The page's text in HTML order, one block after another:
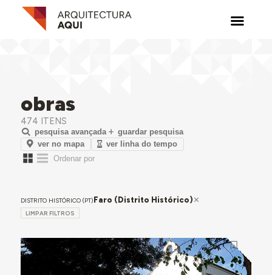
obras
474 ITENS
pesquisa avançada
guardar pesquisa
ver no mapa
ver linha do tempo
DISTRITO HISTÓRICO (PT)Faro (Distrito Histórico)
LIMPAR FILTROS